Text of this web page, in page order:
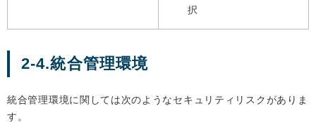
択
2-4.統合管理環境
統合管理環境に関しては次のようなセキュリティリスクがありま
す。